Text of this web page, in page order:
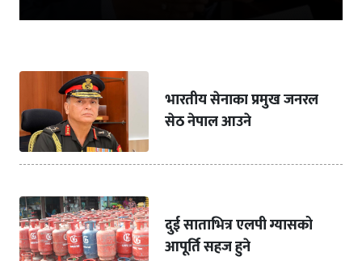
भारतीय सेनाका प्रमुख जनरल
सेठ नेपाल आउने
दुई साताभित्र एलपी ग्यासको
आपूर्ति सहज हुने